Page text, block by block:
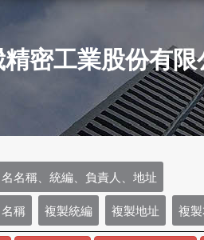
密工業股份有限
名稱、統編、負責人、地址
稱 複製統編 複製地址 複